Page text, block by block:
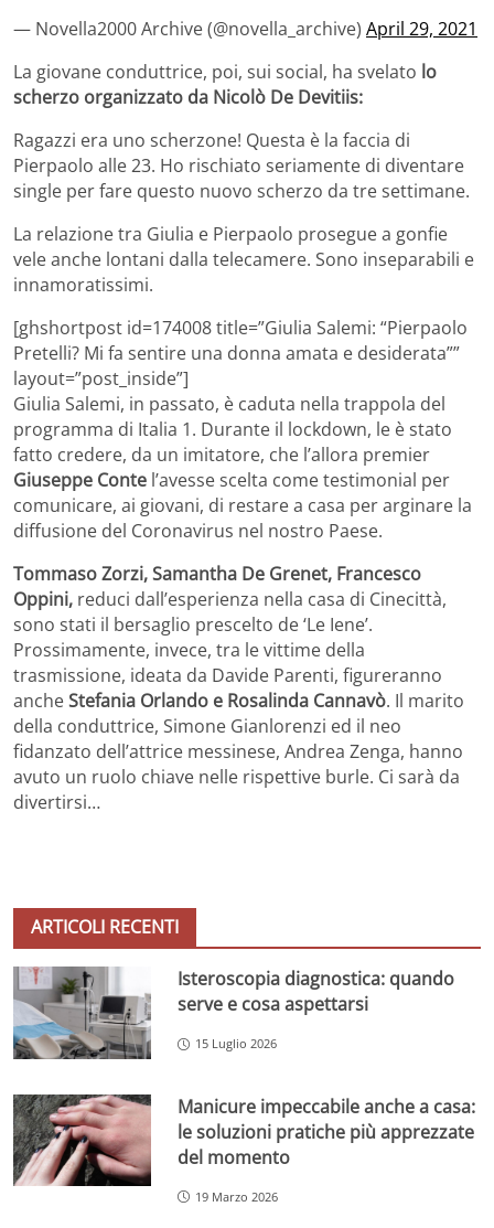
— Novella2000 Archive (@novella_archive) April 29, 2021
La giovane conduttrice, poi, sui social, ha svelato lo
scherzo organizzato da Nicolò De Devitiis:
Ragazzi era uno scherzone! Questa è la faccia di
Pierpaolo alle 23. Ho rischiato seriamente di diventare
single per fare questo nuovo scherzo da tre settimane.
La relazione tra Giulia e Pierpaolo prosegue a gonfie
vele anche lontani dalla telecamere. Sono inseparabili e
innamoratissimi.
[ghshortpost id=174008 title=”Giulia Salemi: “Pierpaolo
Pretelli? Mi fa sentire una donna amata e desiderata””
layout=”post_inside”]
Giulia Salemi, in passato, è caduta nella trappola del
programma di Italia 1. Durante il lockdown, le è stato
fatto credere, da un imitatore, che l’allora premier
Giuseppe Conte l’avesse scelta come testimonial per
comunicare, ai giovani, di restare a casa per arginare la
diffusione del Coronavirus nel nostro Paese.
Tommaso Zorzi, Samantha De Grenet, Francesco
Oppini, reduci dall’esperienza nella casa di Cinecittà,
sono stati il bersaglio prescelto de ‘Le Iene’.
Prossimamente, invece, tra le vittime della
trasmissione, ideata da Davide Parenti, figureranno
ancheStefania Orlando e Rosalinda Cannavò. Il marito
della conduttrice, Simone Gianlorenzi ed il neo
fidanzato dell’attrice messinese, Andrea Zenga, hanno
avuto un ruolo chiave nelle rispettive burle. Ci sarà da
divertirsi…
ARTICOLI RECENTI
Isteroscopia diagnostica: quando
serve e cosa aspettarsi
15 Luglio 2026
Manicure impeccabile anche a casa:
le soluzioni pratiche più apprezzate
del momento
19 Marzo 2026